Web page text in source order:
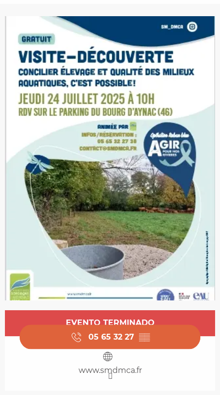
Horarios y datos de contacto
EVENTO TERMINADO
05 65 32 27 ▒▒
www.smdmca.fr